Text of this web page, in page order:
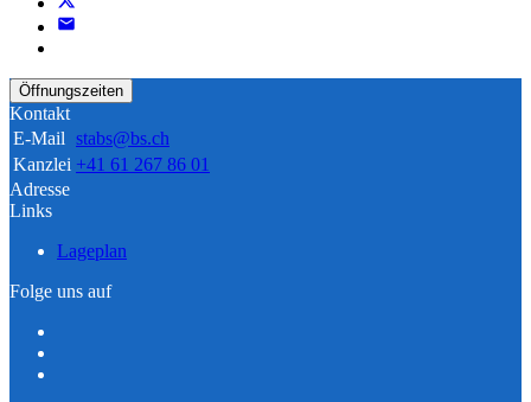
Öffnungszeiten
Kontakt
E-Mail stabs@bs.ch
Kanzlei +41 61 267 86 01
Adresse
Links
Lageplan
Folge uns auf